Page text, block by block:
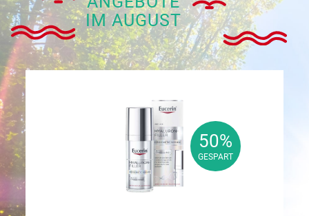
IM AUGUST
50%
GESPART
50%
GESPART